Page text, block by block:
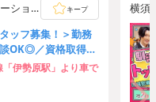
ショ
キープ
ッフ募集！＞勤務
OK◎／資格取得支
車通勤OK
伊勢原駅」より車で
横須